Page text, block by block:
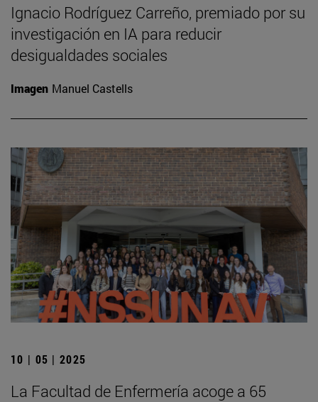
Ignacio Rodríguez Carreño, premiado por su
investigación en IA para reducir
desigualdades sociales
Imagen Manuel Castells
10 | 05 | 2025
La Facultad de Enfermería acoge a 65